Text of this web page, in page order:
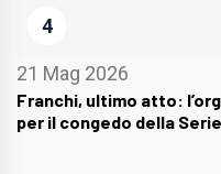
4
21 Mag 2026
Franchi, ultimo atto:
per il congedo della